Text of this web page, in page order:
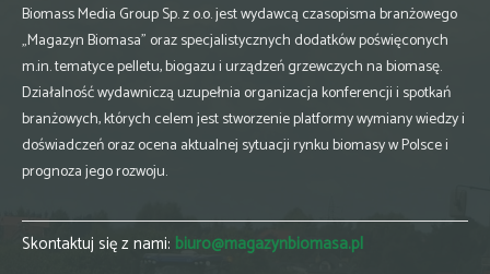
Biomass Media Group Sp. z o.o. jest wydawcą czasopisma branżowego
„Magazyn Biomasa” oraz specjalistycznych dodatków poświęconych
m.in. tematyce pelletu, biogazu i urządzeń grzewczych na biomasę.
Działalność wydawniczą uzupełnia organizacja konferencji i spotkań
branżowych, których celem jest stworzenie platformy wymiany wiedzy i
doświadczeń oraz ocena aktualnej sytuacji rynku biomasy w Polsce i
prognoza jego rozwoju.
Skontaktuj się z nami: biuro@magazynbiomasa.pl